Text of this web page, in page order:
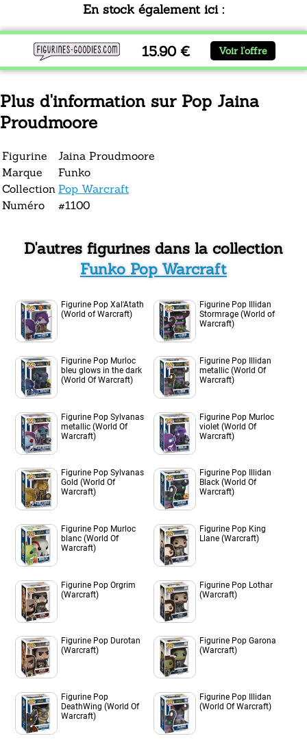
En stock également ici :
15.90 € Voir l'offre
Plus d'information sur Pop Jaina
Proudmoore
Figurine
Jaina Proudmoore
Marque
Funko
Collection Pop Warcraft
Numéro
#1100
D'autres figurines dans la collection
Funko Pop Warcraft
Figurine Pop Xal'Atath
(World of Warcraft)
Figurine Pop Illidan
Stormrage (World of
Warcraft)
Figurine Pop Murloc
bleu glows in the dark
(World Of Warcraft)
Figurine Pop Illidan
metallic (World Of
Warcraft)
Figurine Pop Sylvanas
metallic (World Of
Warcraft)
Figurine Pop Murloc
violet (World Of
Warcraft)
Figurine Pop Sylvanas
Gold (World Of
Warcraft)
Figurine Pop Illidan
Black (World Of
Warcraft)
Figurine Pop Murloc
blanc (World Of
Warcraft)
Figurine Pop King
Llane (Warcraft)
Figurine Pop Orgrim
(Warcraft)
Figurine Pop Lothar
(Warcraft)
Figurine Pop Durotan
(Warcraft)
Figurine Pop Garona
(Warcraft)
Figurine Pop
DeathWing (World Of
Warcraft)
Figurine Pop Illidan
(World Of Warcraft)